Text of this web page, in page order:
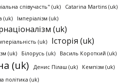
співучасть" (uk)
Catarina Martins (uk)
(uk)
Імперіалізм (uk)
(uk)
(uk) Історія (uk)
(uk) Білорусь (uk) Василь Короткий (uk)
(uk) Денис Пілаш (uk)
Кемпізм (uk)
політика (uk)